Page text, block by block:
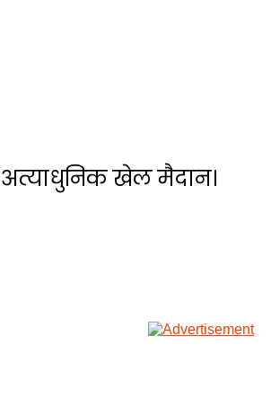
खेल मैदान।